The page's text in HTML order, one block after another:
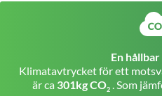
En
Klimatavtrycket för ett
är ca 301kg CO2 . Som